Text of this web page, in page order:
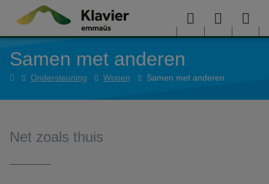
Overslaan en naar de inhoud gaan
Menu User
Samen met anderen
HomeOndersteuning Wonen Samen met anderen
Net zoals thuis